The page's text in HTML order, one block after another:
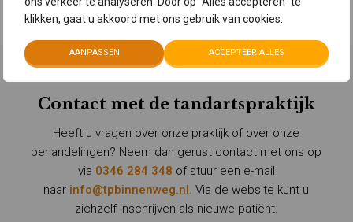
klikken, gaat u akkoord met ons gebruik van cookies.
AANPASSEN ACCEPTEER ALLES
Contact met de tandartspraktijk
Heeft u vragen over onze praktijk of over onze
behandelingen? Neem dan gerust contact met ons op
via 0346 284 348 of stuur een e-mail
naar info@tpbinnenweg.nl . Via de website kunt u
zichzelf inschrijven als nieuwe patiënt.